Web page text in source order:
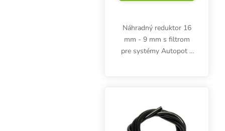
Náhradný reduktor 16
mm - 9 mm s filtrom
pre systémy Autopot s